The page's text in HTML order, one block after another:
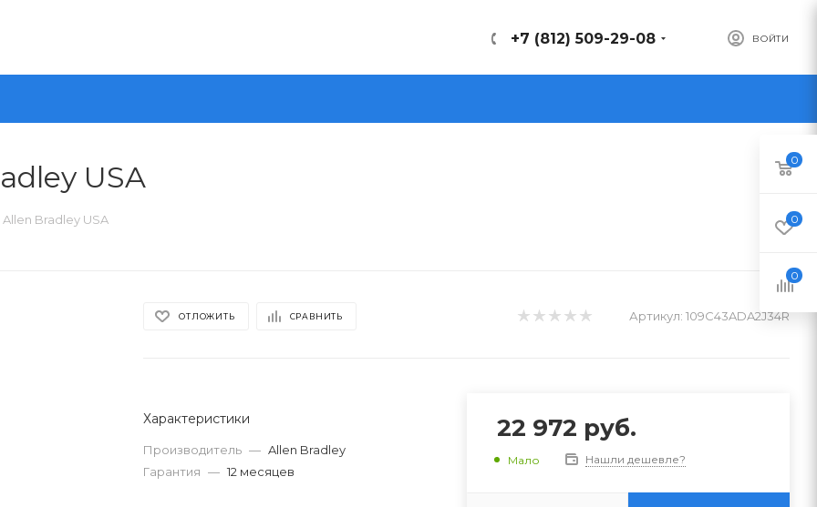
ВОЙТИ
+7 (812) 509-29-08
USA
Allen Bradley USA
ОТЛОЖИТЬ СРАВНИТЬ Артикул: 109C43ADA2J34R
Характеристики
Производитель — Allen Bradley
Гарантия — 12 месяцев
22 972 руб.
Мало Нашли дешевле?
0
0
0